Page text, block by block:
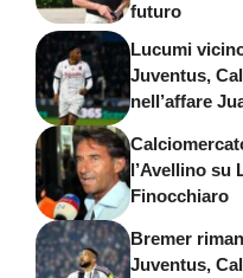
futuro
Lucumi
Juventus,
nell’affare
l’Avellino su
Finocchiaro
Bremer
Juventus,